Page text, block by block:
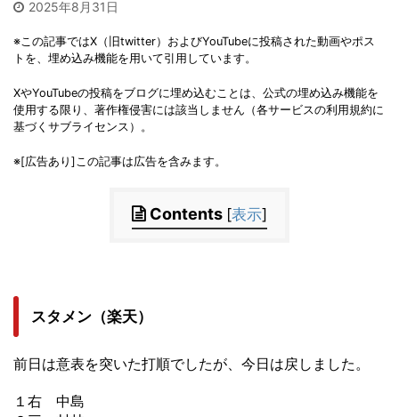
2025年8月31日
※この記事ではX（旧twitter）およびYouTubeに投稿された動画やポス
トを、埋め込み機能を用いて引用しています。
XやYouTubeの投稿をブログに埋め込むことは、公式の埋め込み機能を
使用する限り、著作権侵害には該当しません（各サービスの利用規約に
基づくサブライセンス）。
※[広告あり]この記事は広告を含みます。
Contents [表示]
スタメン（楽天）
前日は意表を突いた打順でしたが、今日は戻しました。
１右 中島